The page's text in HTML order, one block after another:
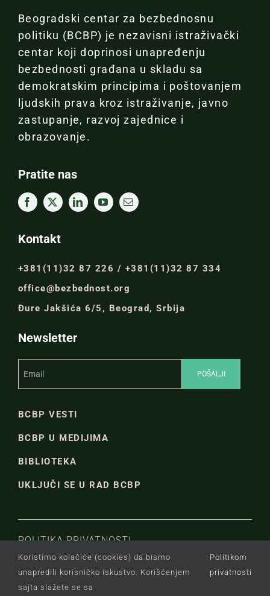
Beogradski centar za bezbednosnu
politiku (BCBP) je nezavisni istraživački
centar koji doprinosi unapređenju
bezbednosti građana u skladu sa
demokratskim principima i poštovanjem
ljudskih prava kroz istraživanje, javno
zastupanje, razvoj zajednice i
obrazovanje.
Pratite nas
Kontakt
+381(11)32 87 226 / +381(11)32 87 334
office@bezbednost.org
Đure Jakšića 6/5, Beograd, Srbija
Newsletter
BCBP VESTI
BCBP U MEDIJIMA
BIBLIOTEKA
UKLJUČI SE U RAD BCBP
POLITIKA PRIVATNOSTI
Copyright © Beogradski centar za bezbednosnu
Koristimo kolačiće (cookies) da bismo
unapredili korisničko iskustvo. Korišćenjem
sajta slažete se sa
Politikom
privatnosti